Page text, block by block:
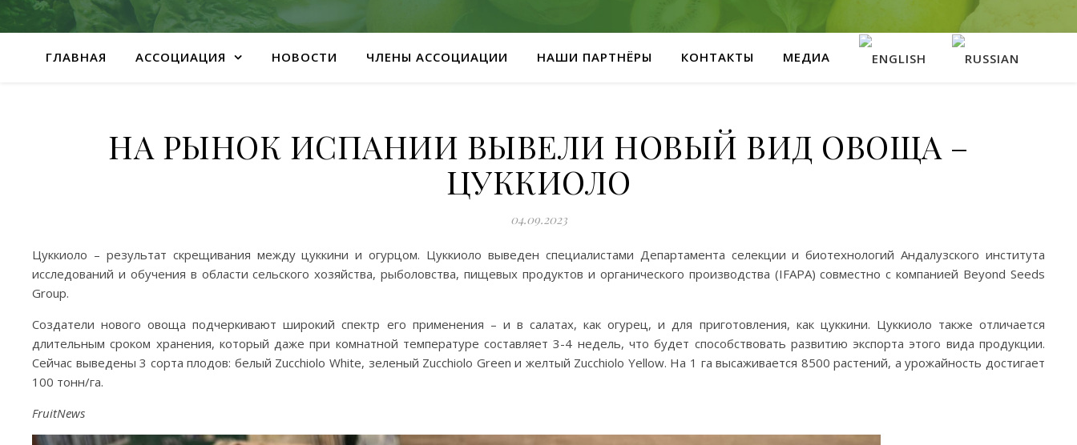
ГЛАВНАЯ АССОЦИАЦИЯ НОВОСТИ ЧЛЕНЫ АССОЦИАЦИИ НАШИ ПАРТНЁРЫ КОНТАКТЫ МЕДИА
НА РЫНОК ИСПАНИИ ВЫВЕЛИ НОВЫЙ ВИД ОВОЩА –
ЦУККИОЛО
04.09.2023
Цуккиоло – результат скрещивания между цуккини и огурцом. Цуккиоло выведен специалистами Департамента селекции и биотехнологий Андалузского института
исследований и обучения в области сельского хозяйства, рыболовства, пищевых продуктов и органического производства (IFAPA) совместно с компанией Beyond Seeds
Group.
Создатели нового овоща подчеркивают широкий спектр его применения – и в салатах, как огурец, и для приготовления, как цуккини. Цуккиоло также отличается
длительным сроком хранения, который даже при комнатной температуре составляет 3-4 недель, что будет способствовать развитию экспорта этого вида продукции.
Сейчас выведены 3 сорта плодов: белый Zucchiolo White, зеленый Zucchiolo Green и желтый Zucchiolo Yellow. На 1 га высаживается 8500 растений, а урожайность достигает
100 тонн/га.
FruitNews